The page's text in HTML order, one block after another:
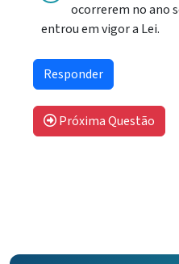
ocorrerem no ano
entrou em vigor a Lei.
Próxima Questão